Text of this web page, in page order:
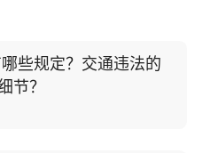
些规定？交通违法的
节？